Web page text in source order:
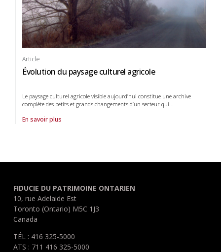
Article
Évolution du paysage culturel agricole
Le paysage culturel agricole visible aujourd’hui constitue une archive
complète des petits et grands changements d’un secteur qui
En savoir plus
À propos de article Évolution du paysage culturel agricole
FIDUCIE DU PATRIMOINE ONTARIEN
10, rue Adelaide Est
Toronto (Ontario) M5C 1J3
Canada
TÉL : 416 325-5000
ATS : 711 416 325-5000